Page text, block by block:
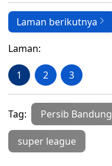
Laman berikutnya
Laman:
1 2 3
Tag: Persib Bandung
super league